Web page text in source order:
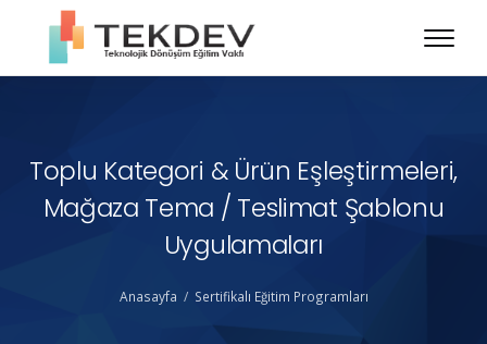
Toplu Kategori & Ürün Eşleştirmeleri,
Mağaza Tema / Teslimat Şablonu
Uygulamaları
Anasayfa Sertifikalı Eğitim Programları